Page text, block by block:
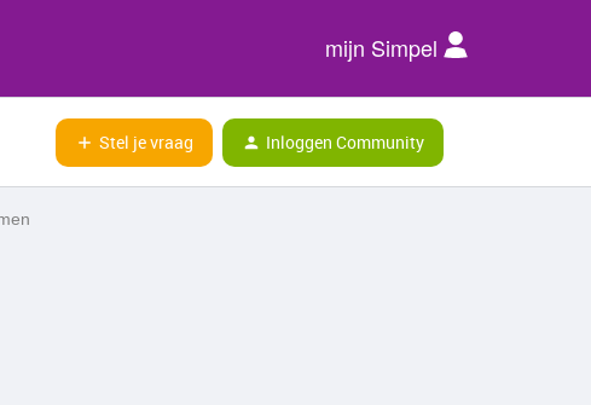
mijn Simpel
Stel je vraag Inloggen Community